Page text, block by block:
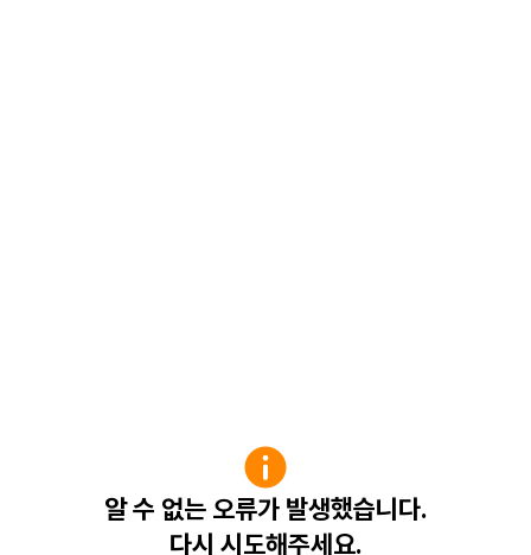
알 수 없는 오류가 발생했습니다.
다시 시도해주세요.